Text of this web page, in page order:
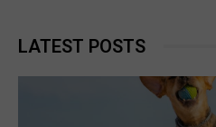
LATEST POSTS